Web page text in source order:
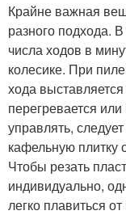
Крайне важная
разного подхода.
числа ходов в
колесике. При
хода
перегревается
управлять,
кафельную плитку
Чтобы резать
индивидуально,
легко плавиться